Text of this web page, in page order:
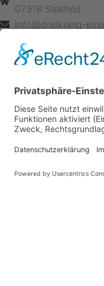
07318 Saalfeld
info@dreiklang-
© 2026 Dreiklang
ImpressumDatenschutz
Cookie-Einstellungen